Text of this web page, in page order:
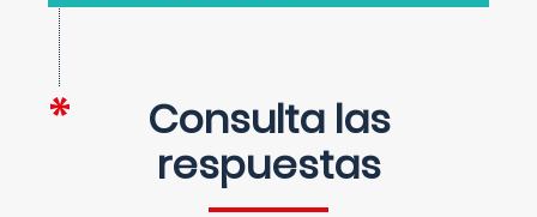
Consulta las
respuestas